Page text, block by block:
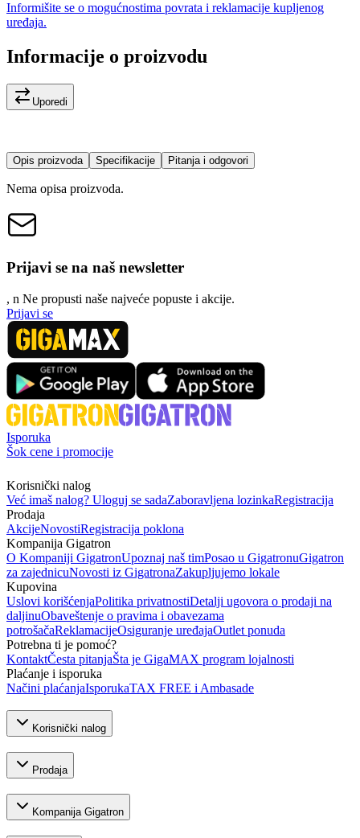
Informišite se o mogućnostima povrata i reklamacije kupljenog
uređaja.
Informacije o proizvodu
Uporedi
Opis proizvoda Specifikacije Pitanja i odgovori
Nema opisa proizvoda.
Prijavi se na naš newsletter
, n Ne propusti naše najveće popuste i akcije.
Prijavi se
Isporuka
Šok cene i promocije
Korisnički nalog
Već imaš nalog? Uloguj se sadaZaboravljena lozinkaRegistracija
Prodaja
AkcijeNovostiRegistracija poklona
Kompanija Gigatron
O Kompaniji GigatronUpoznaj naš timPosao u GigatronuGigatron
za zajednicuNovosti iz GigatronaZakupljujemo lokale
Kupovina
Uslovi korišćenjaPolitika privatnostiDetalji ugovora o prodaji na
daljinuObaveštenje o pravima i obavezama
potrošačaReklamacijeOsiguranje uređajaOutlet ponuda
Potrebna ti je pomoć?
KontaktČesta pitanjaŠta je GigaMAX program lojalnosti
Plaćanje i isporuka
Načini plaćanjaIsporukaTAX FREE i Ambasade
Korisnički nalog
Prodaja
Kompanija Gigatron